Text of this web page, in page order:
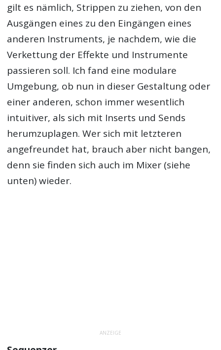
gilt es nämlich, Strippen zu ziehen, von den
Ausgängen eines zu den Eingängen eines
anderen Instruments, je nachdem, wie die
Verkettung der Effekte und Instrumente
passieren soll. Ich fand eine modulare
Umgebung, ob nun in dieser Gestaltung oder
einer anderen, schon immer wesentlich
intuitiver, als sich mit Inserts und Sends
herumzuplagen. Wer sich mit letzteren
angefreundet hat, brauch aber nicht bangen,
denn sie finden sich auch im Mixer (siehe
unten) wieder.
ANZEIGE